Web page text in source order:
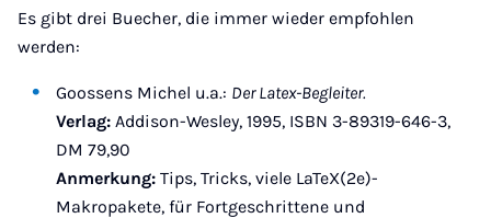
Es gibt drei Buecher, die immer wieder empfohlen
werden:
Goossens Michel u.a.: Der Latex-Begleiter.
Verlag: Addison-Wesley, 1995, ISBN 3-89319-646-3,
DM 79,90
Anmerkung: Tips, Tricks, viele LaTeX(2e)-
Makropakete, für Fortgeschrittene und